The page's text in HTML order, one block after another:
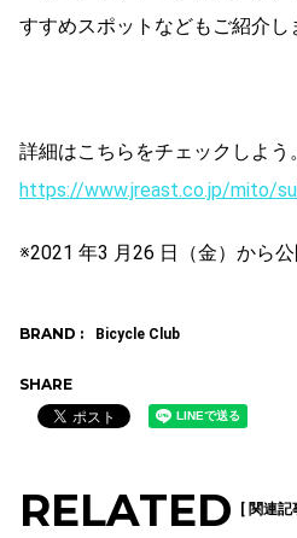
すすめスポットなどもご紹介し
詳細はこちらをチェックしよう。
https://www.jreast.co.jp/mito/
※2021 年3 月26 日（金）から
BRAND : Bicycle Club
SHARE
RELATED [ 関連記